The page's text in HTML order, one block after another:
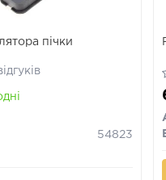
пічки
54823